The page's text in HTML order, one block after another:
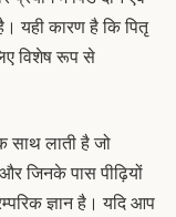
यही कारण है कि पितृ
विशेष रूप से
लाती है जो
जिनके पास पीढ़ियों
ज्ञान है। यदि आप